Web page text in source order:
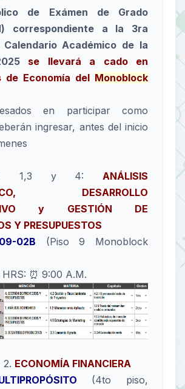
de Exámen de Grado
correspondiente a la 3ra
Académico de la
se llevará a cado en
de Economía del Monoblock
en participar como
ingresar, antes del inicio
1,3 y 4: ANÁLISIS
DESARROLLO
y GESTIÓN DE
Y PRESUPUESTOS
02B (Piso 9 Monoblock
⏰ 9:00 A.M.
2. ECONOMÍA FINANCIERA
(4to piso,